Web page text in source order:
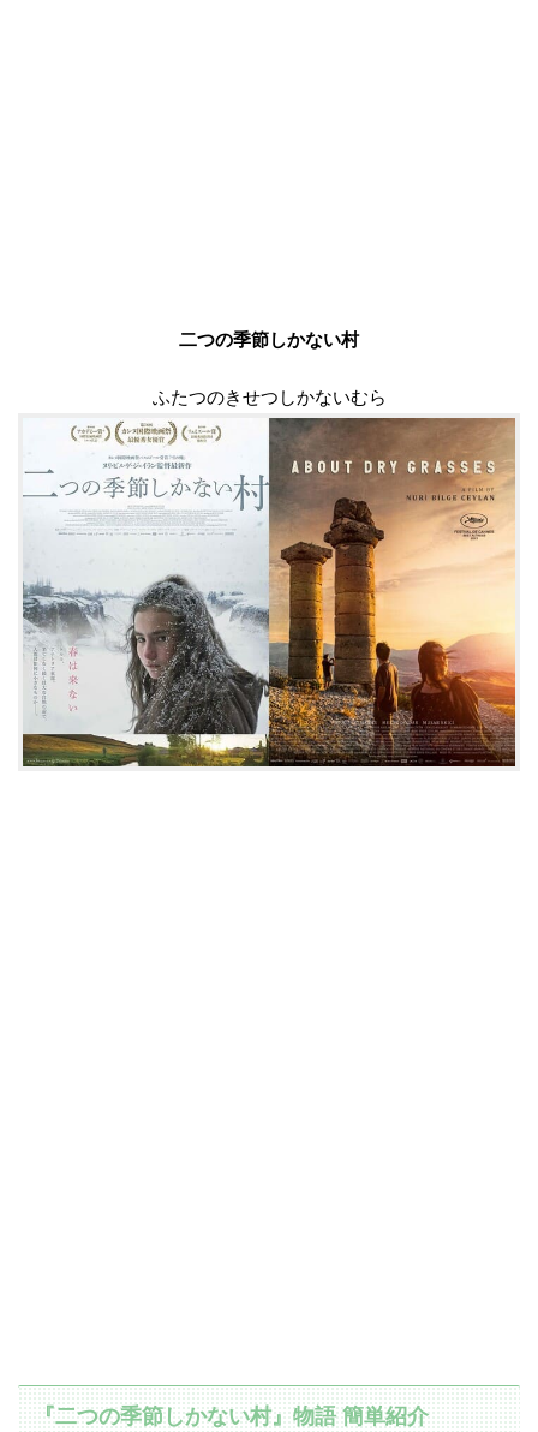
二つの季節しかない村
ふたつのきせつしかないむら
『二つの季節しかない村』物語 簡単紹介